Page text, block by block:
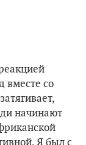
вместе со
начинают
Я был с